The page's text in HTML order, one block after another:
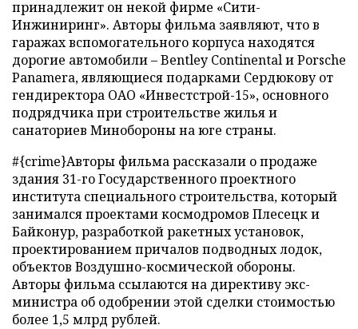
принадлежит он некой фирме «Сити-
Инжиниринг». Авторы фильма заявляют, что в
гаражах вспомогательного корпуса находятся
дорогие автомобили – Bentley Continental и Porsche
Panamera, являющиеся подарками Сердюкову от
гендиректора ОАО «Инвестстрой-15», основного
подрядчика при строительстве жилья и
санаториев Минобороны на юге страны.
#{crime}Авторы фильма рассказали о продаже
здания 31-го Государственного проектного
института специального строительства, который
занимался проектами космодромов Плесецк и
Байконур, разработкой ракетных установок,
проектированием причалов подводных лодок,
объектов Воздушно-космической обороны.
Авторы фильма ссылаются на директиву экс-
министра об одобрении этой сделки стоимостью
более 1,5 млрд рублей.